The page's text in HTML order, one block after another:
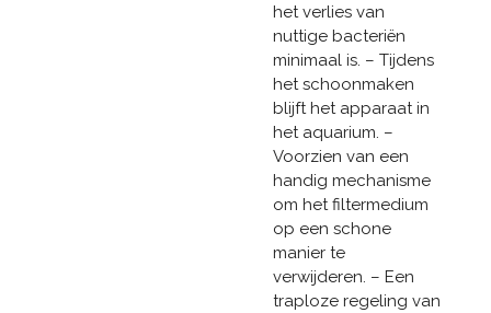
het verlies van
nuttige bacteriën
minimaal is. – Tijdens
het schoonmaken
blijft het apparaat in
het aquarium. –
Voorzien van een
handig mechanisme
om het filtermedium
op een schone
manier te
verwijderen. – Een
traploze regeling van